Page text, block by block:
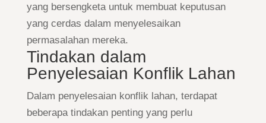
yang bersengketa untuk membuat keputusan
yang cerdas dalam menyelesaikan
permasalahan mereka.
Tindakan dalam
Penyelesaian Konflik Lahan
Dalam penyelesaian konflik lahan, terdapat
beberapa tindakan penting yang perlu